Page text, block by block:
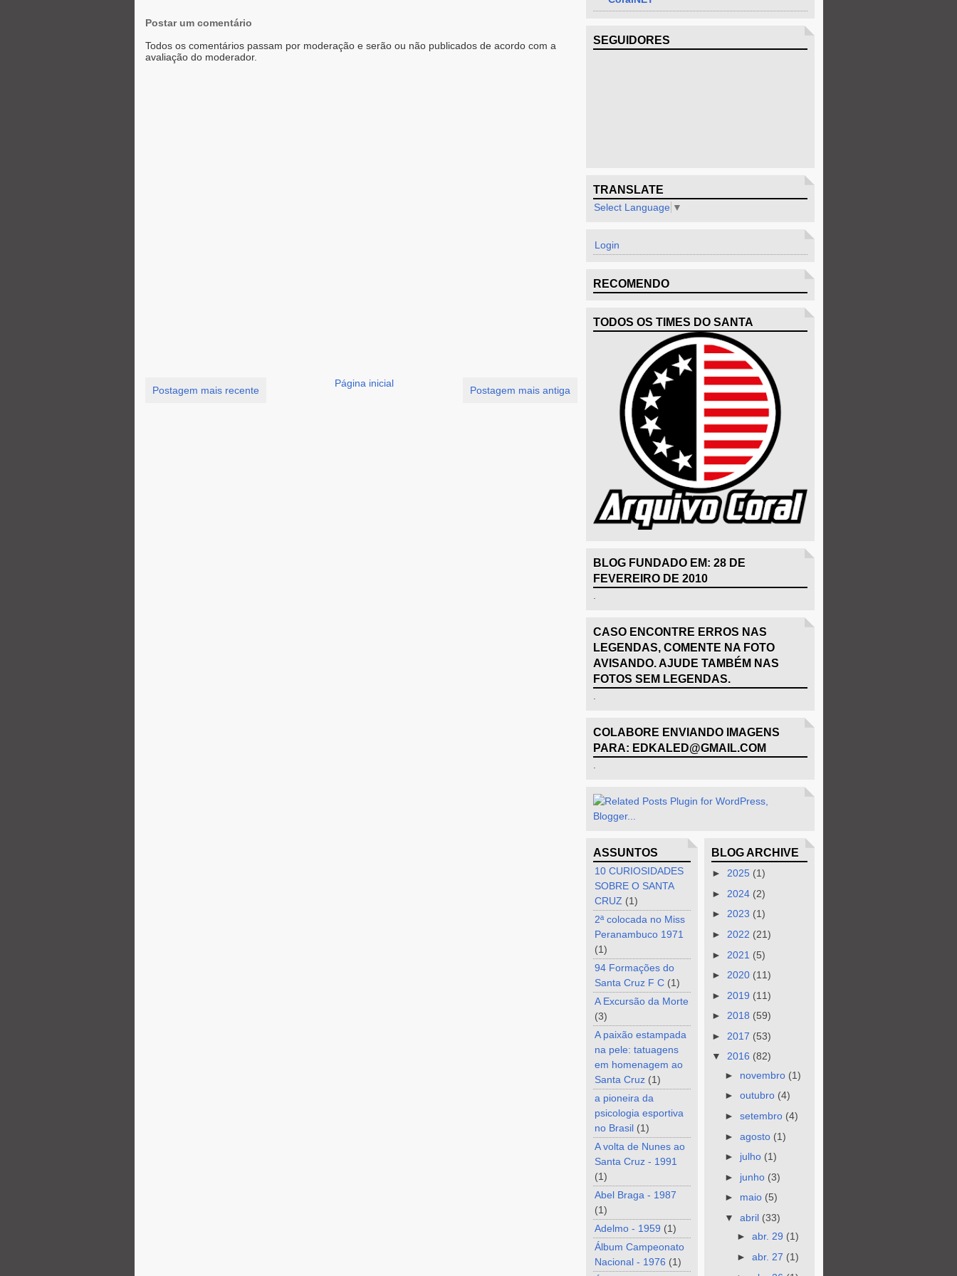
Postar um comentário
Todos os comentários passam por moderação e serão ou não publicados de acordo com a
avaliação do moderador.
Postagem mais recente Postagem mais antiga
Página inicial
SEGUIDORES
TRANSLATE
Select Language ▼
Login
RECOMENDO
TODOS OS TIMES DO SANTA
BLOG FUNDADO EM: 28 DE
FEVEREIRO DE 2010
CASO ENCONTRE ERROS NAS
LEGENDAS, COMENTE NA FOTO
AVISANDO. AJUDE TAMBÉM NAS
FOTOS SEM LEGENDAS.
COLABORE ENVIANDO IMAGENS
PARA: EDKALED@GMAIL.COM
ASSUNTOS
10 CURIOSIDADES
SOBRE O SANTA
CRUZ (1)
2ª colocada no Miss
Peranambuco 1971
(1)
94 Formações do
Santa Cruz F C (1)
A Excursão da Morte
(3)
A paixão estampada
na pele: tatuagens
em homenagem ao
Santa Cruz (1)
a pioneira da
psicologia esportiva
no Brasil (1)
A volta de Nunes ao
Santa Cruz - 1991
(1)
Abel Braga - 1987
(1)
Adelmo - 1959 (1)
Álbum Campeonato
Nacional - 1976 (1)
BLOG ARCHIVE
►2025 (1)
► 2024 (2)
►2023 (1)
► 2022 (21)
► 2021 (5)
► 2020 (11)
► 2019 (11)
►2018 (59)
► 2017 (53)
▼2016 (82)
► novembro (1)
► outubro (4)
► setembro (4)
► agosto (1)
► julho (1)
► junho (3)
► maio (5)
▼ abril (33)
► abr. 29 (1)
► abr. 27 (1)